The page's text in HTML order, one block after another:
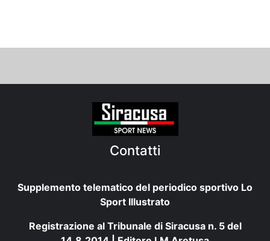
Contatti
Supplemento telematico del periodico sportivo Lo
Sport Illustrato
Registrazione al Tribunale di Siracusa n. 5 del